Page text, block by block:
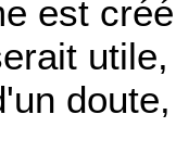
est